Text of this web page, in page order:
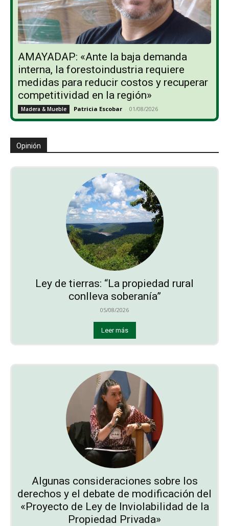
AMAYADAP: «Ante la baja demanda
interna, la forestoindustria requiere
medidas para reducir costos y recuperar
competitividad en la región»
Madera & Mueble Patricia Escobar - 01/08/2026
Opinión
Ley de tierras: “La propiedad rural
conlleva soberanía”
05/08/2026
Leer más
Algunas consideraciones sobre los
derechos y el debate de modificación del
«Proyecto de Ley de Inviolabilidad de la
Propiedad Privada»